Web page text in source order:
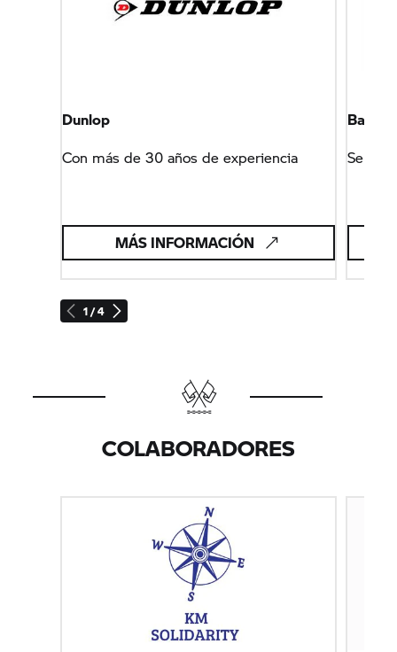
1 / 4
Dunlop
Con más de 30 años de experiencia
MÁS INFORMACIÓN
Barge
COLABORADORES